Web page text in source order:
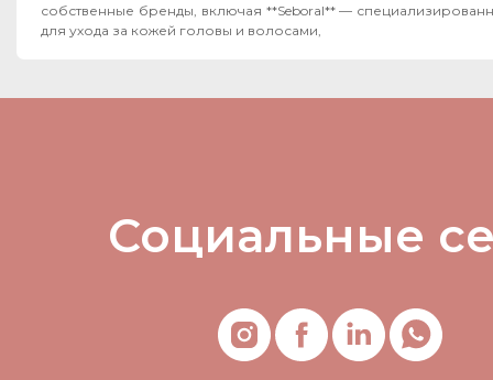
собственные бренды, включая **Seboral** —
для ухода за кожей головы и волосами,
Социальные